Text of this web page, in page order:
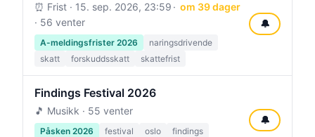
⏰ Frist · 15. sep. 2026, 23:59
om 39 dager
· 56 venter
A-meldingsfrister 2026
naringsdrivende
skatt
forskuddsskatt skattefrist
🔔
Findings Festival 2026
🎵 Musikk · 55 venter
Påsken 2026 festival oslo
findings
🔔